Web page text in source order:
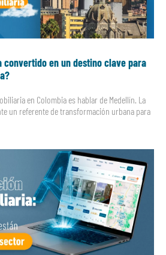
convertido en un destino clave para
en Colombia es hablar de Medellín. La
un referente de transformación urbana para